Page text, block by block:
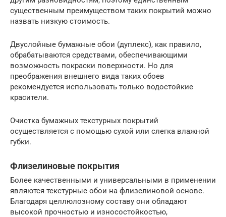
существенным преимуществом таких покрытий можно
назвать низкую стоимость.
Двуслойные бумажные обои (дуплекс), как правило,
обрабатываются средствами, обеспечивающими
возможность покраски поверхности. Но для
преображения внешнего вида таких обоев
рекомендуется использовать только водостойкие
красители.
Очистка бумажных текстурных покрытий
осуществляется с помощью сухой или слегка влажной
губки.
Флизелиновые покрытия
Более качественными и универсальными в применении
являются текстурные обои на флизелиновой основе.
Благодаря целлюлозному составу они обладают
высокой прочностью и износостойкостью,